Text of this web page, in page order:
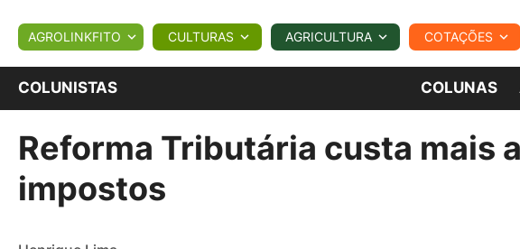
BIOLÓGICOS COTAÇÕES NOTÍCIAS AGROTEMPO REGIONAL
Conversor Colunistas Eventos
Fotos
e
Vídeos
AGROLINKFITO CULTURAS AGRICULTURA COTAÇÕES
COLUNISTAS COLUNAS
Reforma Tributária custa mais
impostos